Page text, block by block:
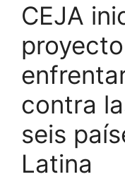
CEJA
contra
seis
Latina